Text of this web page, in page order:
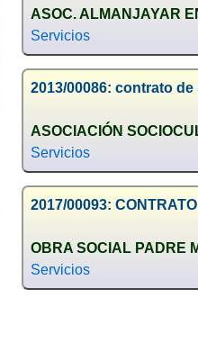
ASOC. ALMANJAYAR
Servicios
2013/00086: contrato
ASOCIACIÓN
Servicios
2017/00093:
OBRA SOCIAL PADRE
Servicios